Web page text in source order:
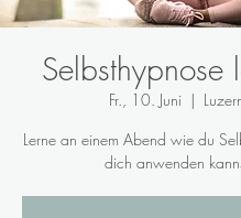
Selbsthypnose
Fr., 10. Juni
  |
Lerne an einem Abend wie du
dich anwenden